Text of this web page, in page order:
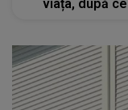
viața, după